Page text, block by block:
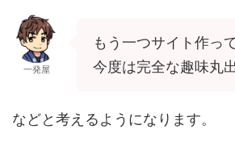
一発屋
もう一つサイト作っ
今度は完全な趣味丸
などと考えるようになります。